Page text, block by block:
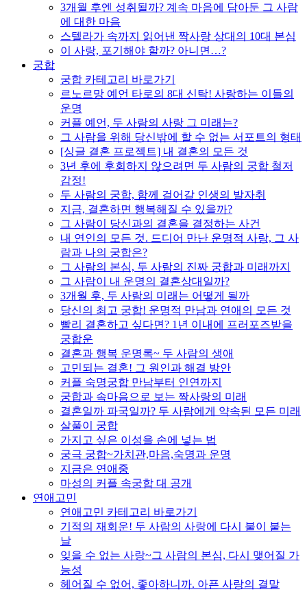
3개월 후엔 성취될까? 계속 마음에 담아둔 그 사람
에 대한 마음
스텔라가 속까지 읽어낸 짝사랑 상대의 10대 본심
이 사랑, 포기해야 할까? 아니면…?
궁합
궁합 카테고리 바로가기
르노르망 예언 타로의 8대 신탁! 사랑하는 이들의
운명
커플 예언, 두 사람의 사랑 그 미래는?
그 사람을 위해 당신밖에 할 수 없는 서포트의 형태
[싱글 결혼 프로젝트] 내 결혼의 모든 것
3년 후에 후회하지 않으려면 두 사람의 궁합 철저
감정!
두 사람의 궁합, 함께 걸어갈 인생의 발자취
지금, 결혼하면 행복해질 수 있을까?
그 사람이 당신과의 결혼을 결정하는 사건
내 연인의 모든 것. 드디어 만난 운명적 사랑, 그 사
람과 나의 궁합은?
그 사람의 본심, 두 사람의 진짜 궁합과 미래까지
그 사람이 내 운명의 결혼상대일까?
3개월 후, 두 사람의 미래는 어떻게 될까
당신의 최고 궁합! 운명적 만남과 연애의 모든 것
빨리 결혼하고 싶다면? 1년 이내에 프러포즈받을
궁합운
결혼과 행복 운명록~ 두 사람의 생애
고민되는 결혼! 그 원인과 해결 방안
커플 숙명궁합 만남부터 인연까지
궁합과 속마음으로 보는 짝사랑의 미래
결혼일까 파국일까? 두 사람에게 약속된 모든 미래
살풀이 궁합
가지고 싶은 이성을 손에 넣는 법
궁극 궁합~가치관,마음,숙명과 운명
지금은 연애중
마성의 커플 속궁합 대 공개
연애고민
연애고민 카테고리 바로가기
기적의 재회운! 두 사람의 사랑에 다시 불이 붙는
날
잊을 수 없는 사랑~그 사람의 본심, 다시 맺어질 가
능성
헤어질 수 없어, 좋아하니까. 아픈 사랑의 결말